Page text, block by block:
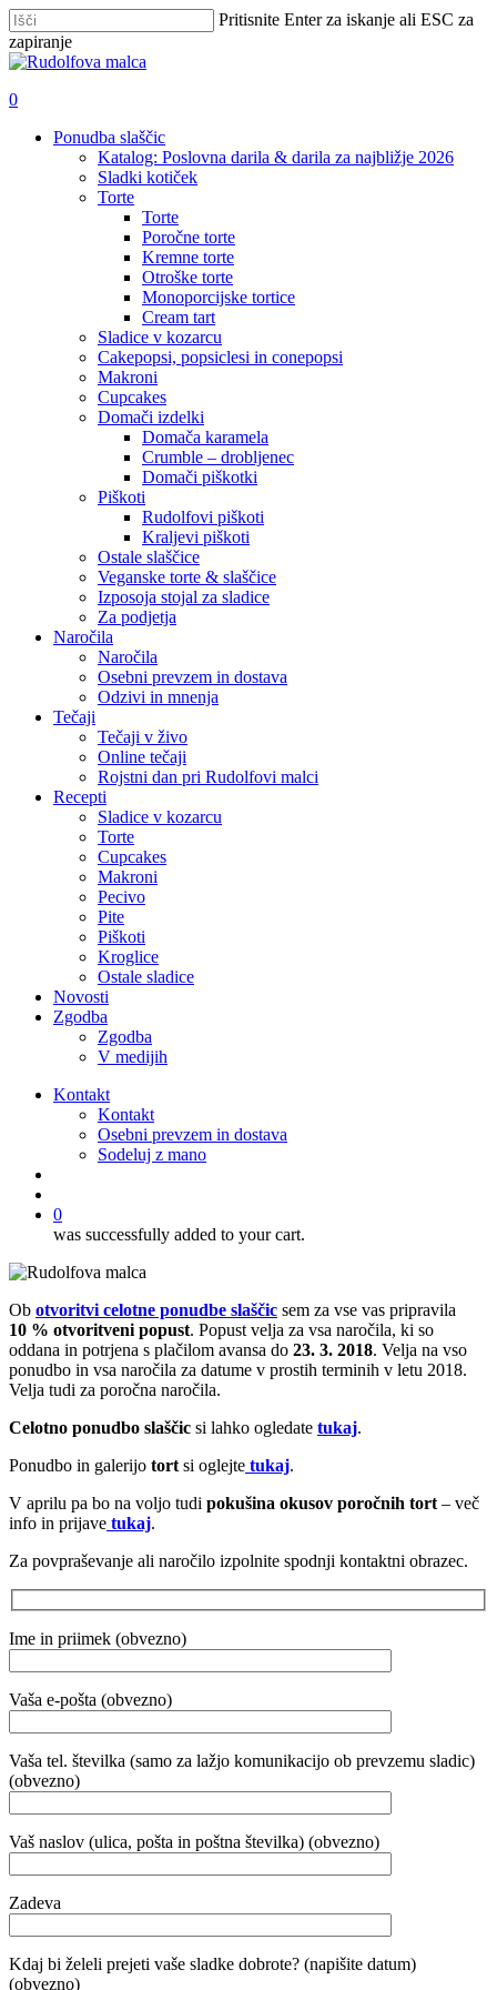
Skip
to
main
Pritisnite Enter za iskanje ali ESC za
zapiranje
Zapri
išči
account
0
Ponudba slaščic
Katalog: Poslovna darila & darila za najbližje 2026
Sladki kotiček
Torte
Torte
Poročne torte
Kremne torte
Otroške torte
Monoporcijske tortice
Cream tart
Sladice v kozarcu
Cakepopsi, popsiclesi in conepopsi
Makroni
Cupcakes
Domači izdelki
Domača karamela
Crumble – drobljenec
Domači piškotki
Piškoti
Rudolfovi piškoti
Kraljevi piškoti
Ostale slaščice
Veganske torte & slaščice
Izposoja stojal za sladice
Za podjetja
Naročila
Naročila
Osebni prevzem in dostava
Odzivi in mnenja
Tečaji
Tečaji v živo
Online tečaji
Rojstni dan pri Rudolfovi malci
Recepti
Sladice v kozarcu
Torte
Cupcakes
Makroni
Pecivo
Pite
Piškoti
Kroglice
Ostale sladice
Novosti
Zgodba
Zgodba
V medijih
Kontakt
Kontakt
Osebni prevzem in dostava
Sodeluj z mano
0
was successfully added to your cart.
Ob otvoritvi celotne ponudbe slaščic sem za vse vas pripravila
10 % otvoritveni popust. Popust velja za vsa naročila, ki so
oddana in potrjena s plačilom avansa do 23. 3. 2018. Velja na vso
ponudbo in vsa naročila za datume v prostih terminih v letu 2018.
Velja tudi za poročna naročila.
Celotno ponudbo slaščic si lahko ogledate tukaj.
Ponudbo in galerijo tort si oglejte tukaj.
V aprilu pa bo na voljo tudi pokušina okusov poročnih tort – več
info in prijave tukaj.
Za povpraševanje ali naročilo izpolnite spodnji kontaktni obrazec.
Ime in priimek (obvezno)
Vaša e-pošta (obvezno)
Vaša tel. številka (samo za lažjo komunikacijo ob prevzemu sladic)
(obvezno)
Vaš naslov (ulica, pošta in poštna številka) (obvezno)
Zadeva
Kdaj bi želeli prejeti vaše sladke dobrote? (napišite datum)
(obvezno)